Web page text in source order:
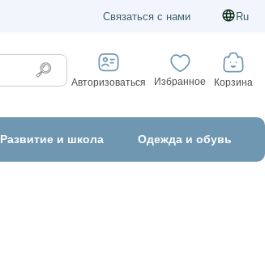
Связаться с нами Ru
Авторизоваться Избранное Корзина
Развитие и школа Одежда и обувь